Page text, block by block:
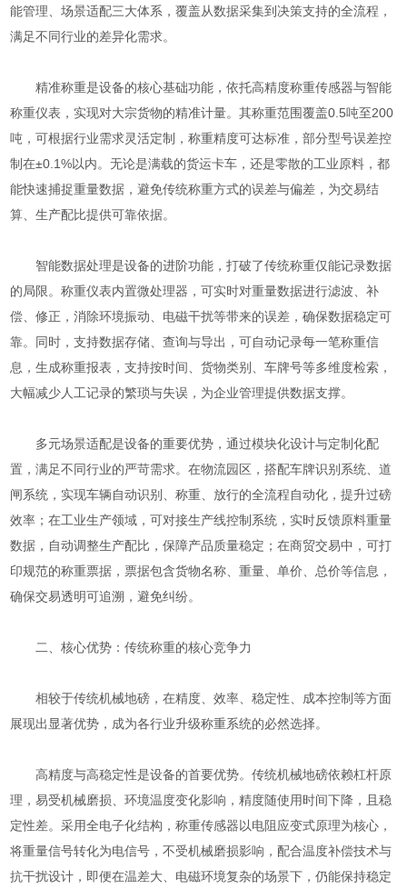
能管理、场景适配三大体系，覆盖从数据采集到决策支持的全流程，
满足不同行业的差异化需求。
精准称重是设备的核心基础功能，依托高精度称重传感器与智能
称重仪表，实现对大宗货物的精准计量。其称重范围覆盖0.5吨至200
吨，可根据行业需求灵活定制，称重精度可达标准，部分型号误差控
制在±0.1%以内。无论是满载的货运卡车，还是零散的工业原料，都
能快速捕捉重量数据，避免传统称重方式的误差与偏差，为交易结
算、生产配比提供可靠依据。
智能数据处理是设备的进阶功能，打破了传统称重仅能记录数据
的局限。称重仪表内置微处理器，可实时对重量数据进行滤波、补
偿、修正，消除环境振动、电磁干扰等带来的误差，确保数据稳定可
靠。同时，支持数据存储、查询与导出，可自动记录每一笔称重信
息，生成称重报表，支持按时间、货物类别、车牌号等多维度检索，
大幅减少人工记录的繁琐与失误，为企业管理提供数据支撑。
多元场景适配是设备的重要优势，通过模块化设计与定制化配
置，满足不同行业的严苛需求。在物流园区，搭配车牌识别系统、道
闸系统，实现车辆自动识别、称重、放行的全流程自动化，提升过磅
效率；在工业生产领域，可对接生产线控制系统，实时反馈原料重量
数据，自动调整生产配比，保障产品质量稳定；在商贸交易中，可打
印规范的称重票据，票据包含货物名称、重量、单价、总价等信息，
确保交易透明可追溯，避免纠纷。
二、核心优势：传统称重的核心竞争力
相较于传统机械地磅，在精度、效率、稳定性、成本控制等方面
展现出显著优势，成为各行业升级称重系统的必然选择。
高精度与高稳定性是设备的首要优势。传统机械地磅依赖杠杆原
理，易受机械磨损、环境温度变化影响，精度随使用时间下降，且稳
定性差。采用全电子化结构，称重传感器以电阻应变式原理为核心，
将重量信号转化为电信号，不受机械磨损影响，配合温度补偿技术与
抗干扰设计，即便在温差大、电磁环境复杂的场景下，仍能保持稳定